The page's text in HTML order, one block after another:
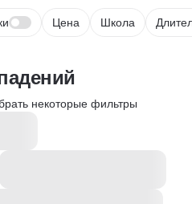
Цена Школа
некоторые фильтры